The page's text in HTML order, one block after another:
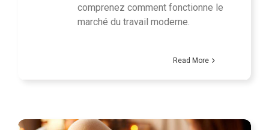
comprenez comment fonctionne le
marché du travail moderne.
Read More